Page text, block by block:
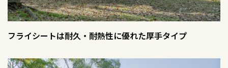
フライシートは耐久・耐熱性に優れた厚手タイプ